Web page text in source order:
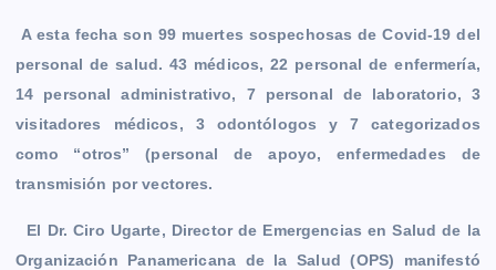
A esta fecha son 99 muertes sospechosas de Covid-19 del
personal de salud. 43 médicos, 22 personal de enfermería,
14 personal administrativo, 7 personal de laboratorio, 3
visitadores médicos, 3 odontólogos y 7 categorizados
como “otros” (personal de apoyo, enfermedades de
transmisión por vectores.
El Dr. Ciro Ugarte, Director de Emergencias en Salud de la
Organización Panamericana de la Salud (OPS) manifestó